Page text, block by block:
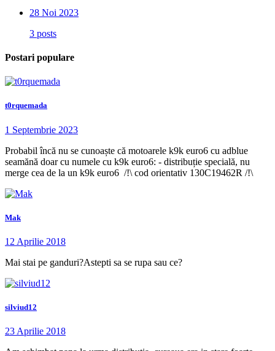
28 Noi 2023
3 posts
Postari populare
t0rquemada
1 Septembrie 2023
Probabil încă nu se cunoaște că motoarele k9k euro6 cu adblue
seamănă doar cu numele cu k9k euro6: - distribuție specială, nu
merge cea de la un k9k euro6 /!\ cod orientativ 130C19462R /!\
Mak
12 Aprilie 2018
Mai stai pe ganduri?Astepti sa se rupa sau ce?
silviud12
23 Aprilie 2018